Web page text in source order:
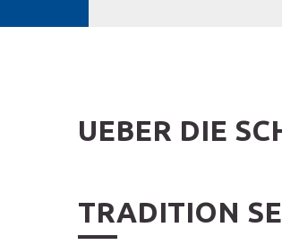
UEBER DIE
TRADITION